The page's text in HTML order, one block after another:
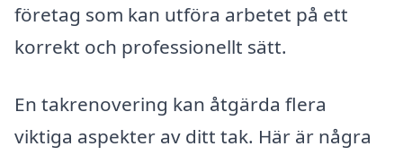
företag som kan utföra arbetet på ett
korrekt och professionellt sätt.
En takrenovering kan åtgärda flera
viktiga aspekter av ditt tak. Här är några